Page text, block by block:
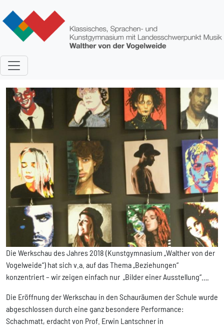
Bild
Die Werkschau des Jahres 2018 (Kunstgymnasium „Walther von der
Vogelweide“) hat sich v.a. auf das Thema „Beziehungen“
konzentriert – wir zeigen einfach nur „Bilder einer Ausstellung“….
Die Eröffnung der Werkschau in den Schauräumen der Schule wurde
abgeschlossen durch eine ganz besondere Performance:
Schachmatt, erdacht von Prof. Erwin Lantschner in